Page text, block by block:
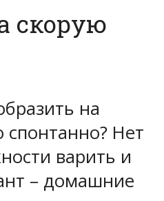
скорую
на
спонтанно? Нет
варить и
– домашние